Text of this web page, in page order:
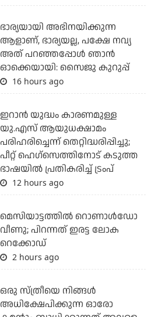
ഭാര്യയായി അഭിനയിക്കുന്ന
ആളാണ്, ഭാര്യയല്ല, പക്ഷേ നവ്യ
അത് പറഞ്ഞപ്പോള്‍ ഞാന്‍
ഓക്കെയായി: സൈജു കുറുപ്പ്
16 hours ago
ഇറാന്‍ യുദ്ധം കാരണമുള്ള
യു.എസ് ആയുധക്ഷാമം
പരിഹരിച്ചെന്ന് തെറ്റിദ്ധരിപ്പിച്ചു;
പീറ്റ് ഹെഗ്‌സെത്തിനോട് കടുത്ത
ഭാഷയില്‍ പ്രതികരിച്ച് ട്രംപ്
12 hours ago
മെസിയാട്ടത്തില്‍ റൊണാള്‍ഡോ
വീണു; പിറന്നത് ഇരട്ട ലോക
റെക്കോഡ്
2 hours ago
ഒരു സ്ത്രീയെ നിങ്ങള്‍
അധിക്ഷേപിക്കുന്ന ഓരോ